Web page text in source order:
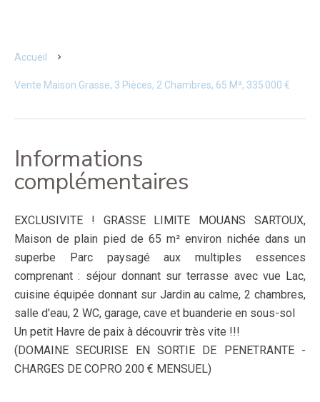
Accueil
Vente Maison Grasse, 3 Pièces, 2 Chambres, 65 M², 335 000 €
Informations
complémentaires
EXCLUSIVITE ! GRASSE LIMITE MOUANS SARTOUX,
Maison de plain pied de 65 m² environ nichée dans un
superbe Parc paysagé aux multiples essences
comprenant : séjour donnant sur terrasse avec vue Lac,
cuisine équipée donnant sur Jardin au calme, 2 chambres,
salle d'eau, 2 WC, garage, cave et buanderie en sous-sol
Un petit Havre de paix à découvrir très vite !!!
(DOMAINE SECURISE EN SORTIE DE PENETRANTE -
CHARGES DE COPRO 200 € MENSUEL)